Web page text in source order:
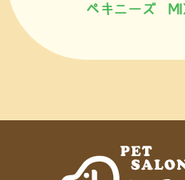
ペキニーズ